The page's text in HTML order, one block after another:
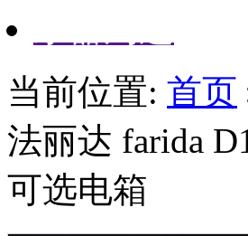
当前位置: 首页
法丽达 farida
可选电箱